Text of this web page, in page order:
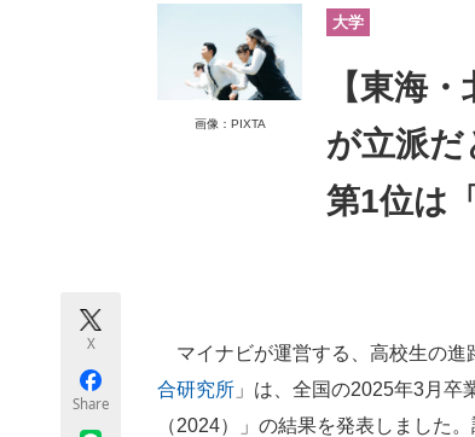
ビジネスと働き方のヒント
ITエンジニア向け専門サイト
ちょっと気になるネットの話題
画像：PIXTA
大学
【東海
が立派
第1位は
X
Share
マイナビが運営する、高校生の進
合研究所 」は、全国の2025年3月
（2024）」の結果を発表しました